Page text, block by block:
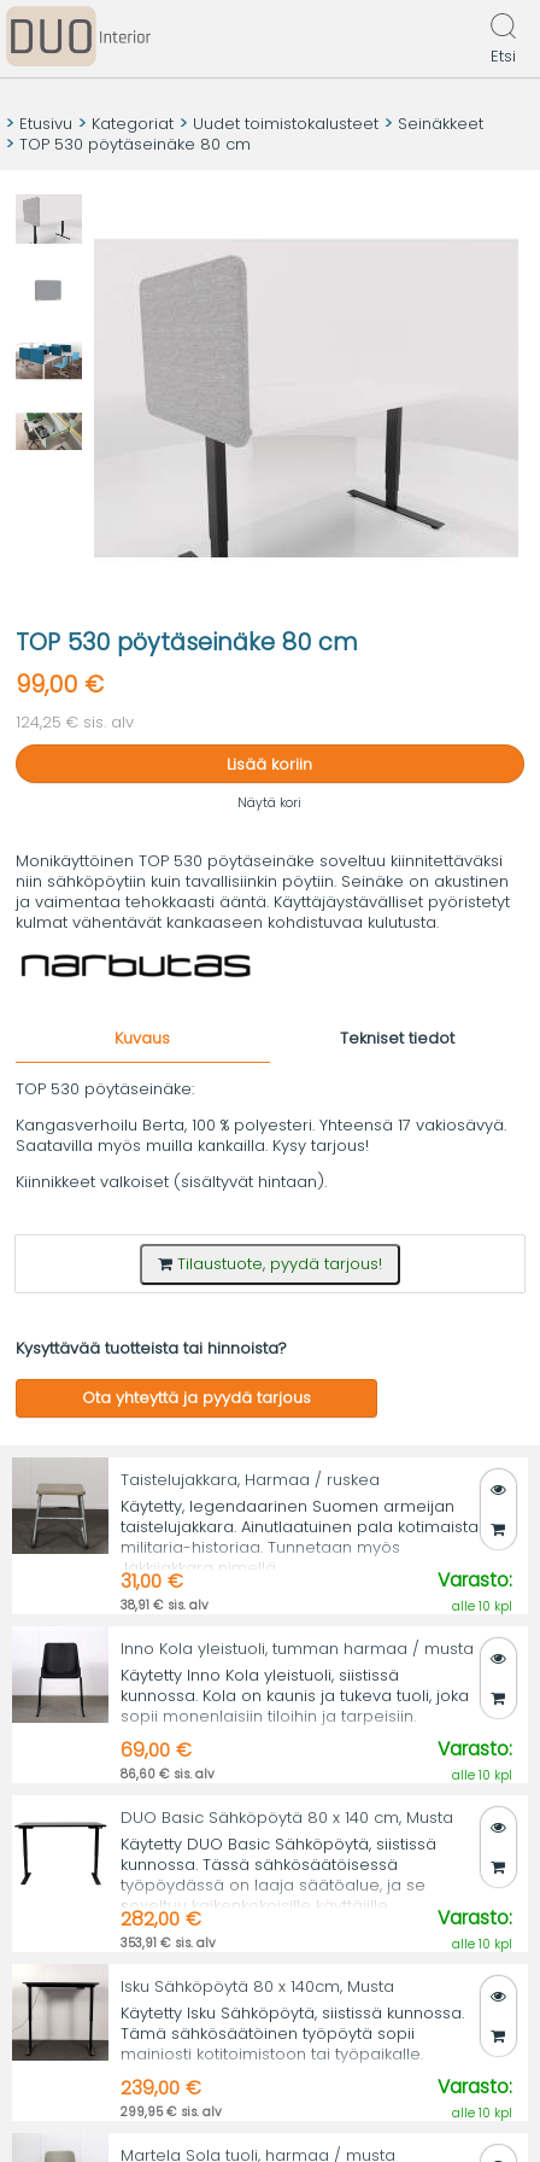
Etsi
Etusivu Kategoriat Uudet toimistokalusteet
Seinäkkeet
TOP 530 pöytäseinäke 80 cm
TOP 530 pöytäseinäke 80 cm
99,00 €
124,25 € sis. alv
Lisää koriin
Näytä kori
Monikäyttöinen TOP 530 pöytäseinäke soveltuu kiinnitettäväksi
niin sähköpöytiin kuin tavallisiinkin pöytiin. Seinäke on akustinen
ja vaimentaa tehokkaasti ääntä. Käyttäjäystävälliset pyöristetyt
kulmat vähentävät kankaaseen kohdistuvaa kulutusta.
Kuvaus Tekniset tiedot
TOP 530 pöytäseinäke:
Kangasverhoilu Berta, 100 % polyesteri. Yhteensä 17 vakiosävyä.
Saatavilla myös muilla kankailla. Kysy tarjous!
Kiinnikkeet valkoiset (sisältyvät hintaan).
Tilaustuote, pyydä tarjous!
Kysyttävää tuotteista tai hinnoista?
Ota yhteyttä ja pyydä tarjous
Taistelujakkara, Harmaa / ruskea
Käytetty, legendaarinen Suomen armeijan
taistelujakkara. Ainutlaatuinen pala kotimaista
militaria-historiaa. Tunnetaan myös
Jäkkijakkara nimellä.
31,00 €
38,91 € sis. alv
Varasto:
alle 10 kpl
Inno Kola yleistuoli, tumman harmaa / musta
Käytetty Inno Kola yleistuoli, siistissä
kunnossa. Kola on kaunis ja tukeva tuoli, joka
sopii monenlaisiin tiloihin ja tarpeisiin.
69,00 €
86,60 € sis. alv
Varasto:
alle 10 kpl
DUO Basic Sähköpöytä 80 x 140 cm, Musta
Käytetty DUO Basic Sähköpöytä, siistissä
kunnossa. Tässä sähkösäätöisessä
työpöydässä on laaja säätöalue, ja se
soveltuu kaikenkokoisille käyttäjille.
282,00 €
353,91 € sis. alv
Varasto:
alle 10 kpl
Isku Sähköpöytä 80 x 140cm, Musta
Käytetty Isku Sähköpöytä, siistissä kunnossa.
Tämä sähkösäätöinen työpöytä sopii
mainiosti kotitoimistoon tai työpaikalle.
239,00 €
299,95 € sis. alv
Varasto:
alle 10 kpl
Martela Sola tuoli, harmaa / musta